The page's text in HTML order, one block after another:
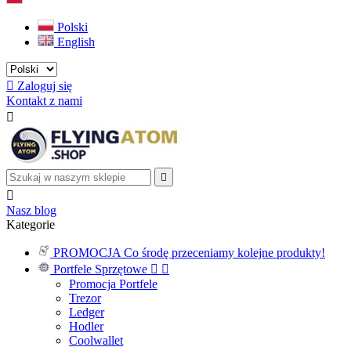
Polski
English
 Zaloguj się
Kontakt z nami



Nasz blog
Kategorie
PROMOCJA Co środę przeceniamy kolejne produkty!
Portfele Sprzętowe  
Promocja Portfele
Trezor
Ledger
Hodler
Coolwallet